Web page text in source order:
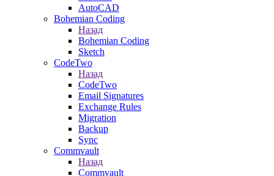
AutoCAD
Bohemian Coding
Назад
Bohemian Coding
Sketch
CodeTwo
Назад
CodeTwo
Email Signatures
Exchange Rules
Migration
Backup
Sync
Commvault
Назад
Commvault